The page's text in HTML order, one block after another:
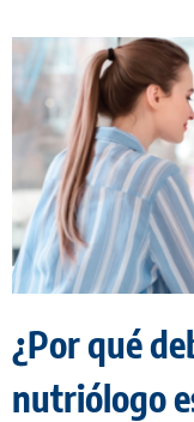
¿Por qué
nutriólogo